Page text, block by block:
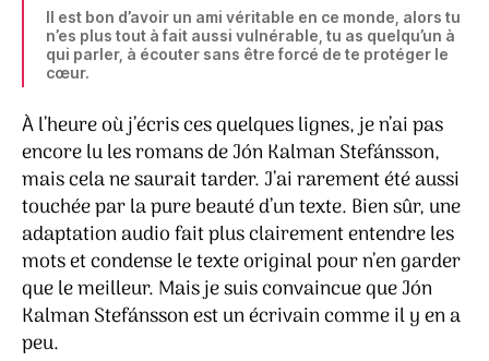
Il est bon d’avoir un ami véritable en ce monde, alors tu
n’es plus tout à fait aussi vulnérable, tu as quelqu’un à
qui parler, à écouter sans être forcé de te protéger le
cœur.
À l’heure où j’écris ces quelques lignes, je n’ai pas
encore lu les romans de Jón Kalman Stefánsson,
mais cela ne saurait tarder. J’ai rarement été aussi
touchée par la pure beauté d’un texte. Bien sûr, une
adaptation audio fait plus clairement entendre les
mots et condense le texte original pour n’en garder
que le meilleur. Mais je suis convaincue que Jón
Kalman Stefánsson est un écrivain comme il y en a
peu.